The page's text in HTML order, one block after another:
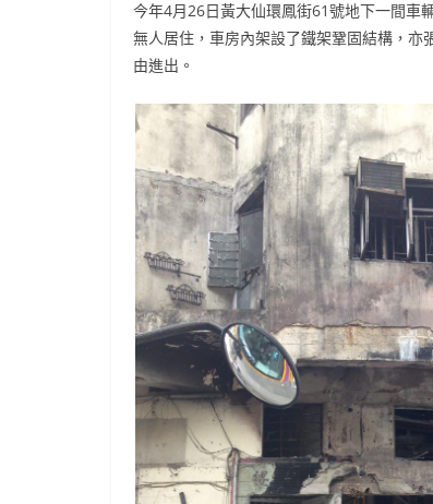
今年4月26日黃大仙環鳳街61號地下一間車
無人居住，車房內架設了鐵架鞏固結構，亦
由進出。